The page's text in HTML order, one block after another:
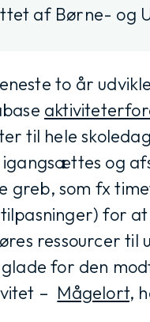
af Børne- og
to år
til hele
igangsættes og
greb, som fx
for
ressourcer til
for den
– Mågelort,